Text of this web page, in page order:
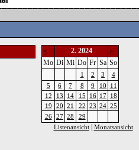
< 2. 2024 >
Mo Di Mi Do Fr Sa So
1 2 3
4
5
6 7 8 9 10
11
12
13 14 15 16 17 18
19
20 21 22 23 24 25
26
27 28
29
Listenansicht| Monatsansicht